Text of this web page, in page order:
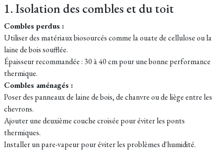
1. Isolation des combles et du toit
Combles perdus :
Utiliser des matériaux biosourcés comme la ouate de cellulose ou la
laine de bois soufflée.
Épaisseur recommandée : 30 à 40 cm pour une bonne performance
thermique.
Combles aménagés :
Poser des panneaux de laine de bois, de chanvre ou de liège entre les
chevrons.
Ajouter une deuxième couche croisée pour éviter les ponts
thermiques.
Installer un pare-vapeur pour éviter les problèmes d'humidité.